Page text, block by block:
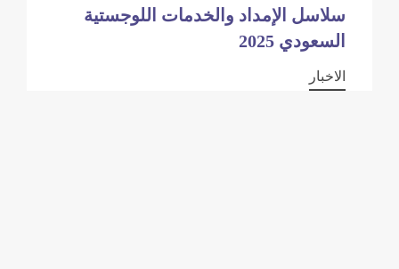
سلاسل الإمداد والخدمات اللوجستية
السعودي 2025
الاخبار